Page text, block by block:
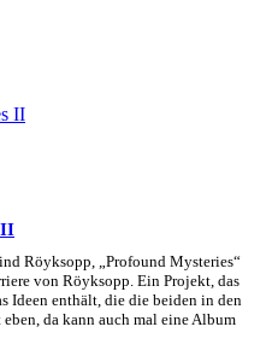
II
Röyksopp, „Profound Mysteries“
von Röyksopp. Ein Projekt, das
Ideen enthält, die die beiden in den
eben, da kann auch mal eine Album